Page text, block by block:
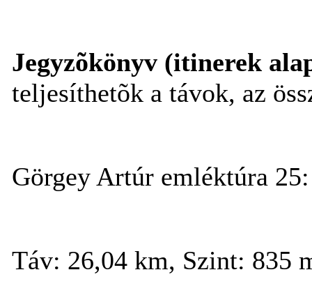
Jegyzõkönyv (itinerek
teljesíthetõk a távok, az
Görgey Artúr emléktúra 25:
Táv: 26,04 km, Szint: 835